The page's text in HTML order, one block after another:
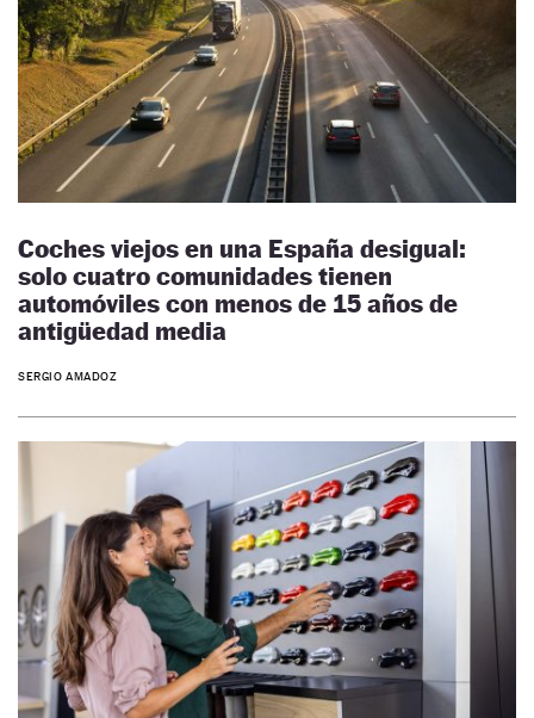
Coches viejos en una España desigual:
solo cuatro comunidades tienen
automóviles con menos de 15 años de
antigüedad media
SERGIO AMADOZ